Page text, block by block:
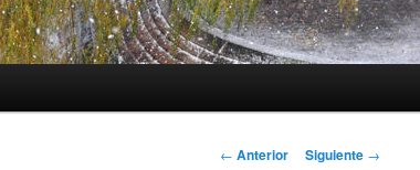
Navegación
← Anterior Siguiente →